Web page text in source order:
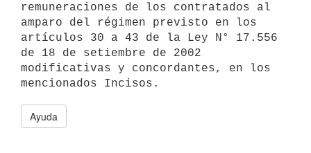
remuneraciones de los contratados al
amparo del régimen previsto en los
artículos 30 a 43 de la Ley N° 17.556
de 18 de setiembre de 2002
modificativas y concordantes, en los
Ayuda